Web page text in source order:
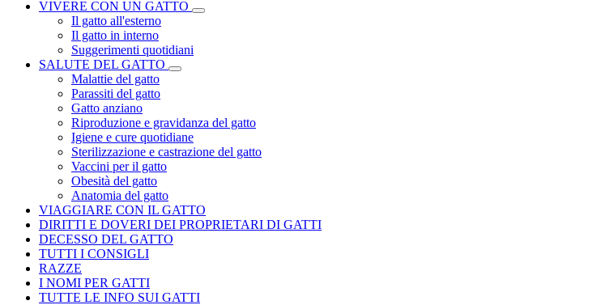
VIVERE CON UN GATTO
Il gatto all'esterno
Il gatto in interno
Suggerimenti quotidiani
SALUTE DEL GATTO
Malattie del gatto
Parassiti del gatto
Gatto anziano
Riproduzione e gravidanza del gatto
Igiene e cure quotidiane
Sterilizzazione e castrazione del gatto
Vaccini per il gatto
Obesità del gatto
Anatomia del gatto
VIAGGIARE CON IL GATTO
DIRITTI E DOVERI DEI PROPRIETARI DI GATTI
DECESSO DEL GATTO
TUTTI I CONSIGLI
RAZZE
I NOMI PER GATTI
TUTTE LE INFO SUI GATTI